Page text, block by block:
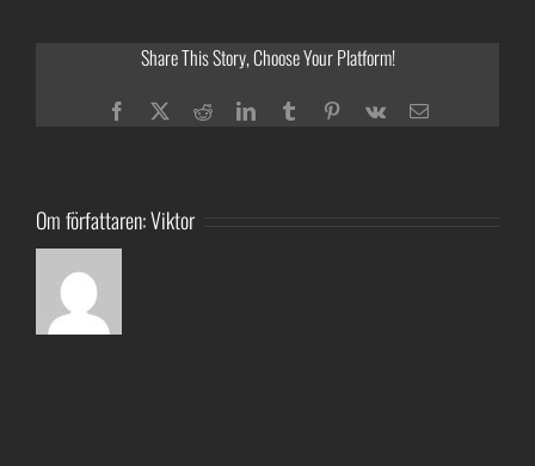
Share This Story, Choose Your Platform!
Facebook
TwitterRedditLinkedInTumblrPinterest
Vk
E-
Om författaren:Viktor